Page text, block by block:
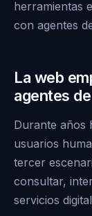
herramientas
con agentes
La web
agentes
Durante años
usuarios
tercer
consultar,
servicios